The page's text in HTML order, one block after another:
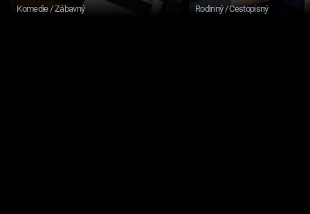
Komedie / Zábavný Rodinný / Cestopisný